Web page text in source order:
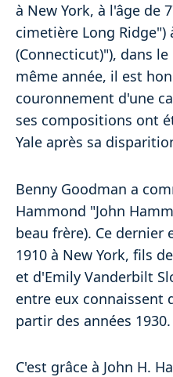
à New York, à l'âge de
cimetière Long
(Connecticut)"), dans
même année, il est
couronnement d'une
ses compositions ont
Yale après sa
Benny Goodman a
Hammond "John
beau frère). Ce dernier
1910 à New York, fils
et d'Emily Vanderbilt
entre eux connaissent
partir des années 1930.
C'est grâce à John H.